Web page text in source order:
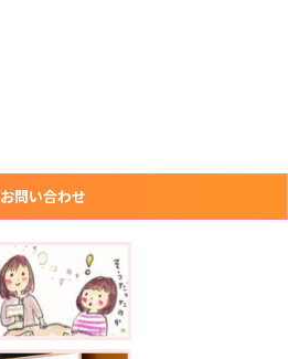
お問い合わせ